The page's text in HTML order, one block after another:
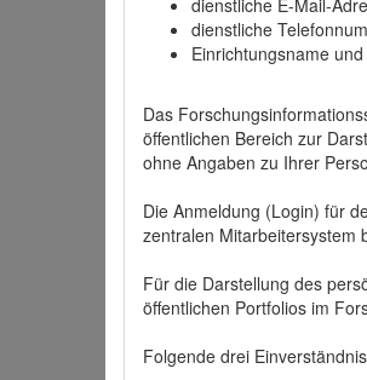
dienstliche E-Mail-
dienstliche
Einrichtungsname
Das
öffentlichen Bereich zur
ohne Angaben zu Ihrer
Die Anmeldung (Login) für
zentralen Mitarbeitersystem
Für die Darstellung des
öffentlichen Portfolios im
Folgende drei